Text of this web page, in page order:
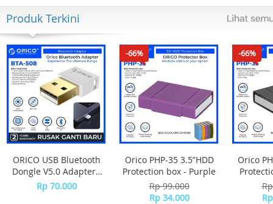
Tipe Layar Monochrome, sunlight-visible, transflective
memory-in-pixel (MIP)
Resolusi
176 x 176 pixels
Kompatibel
iPhone, Android
Konektivitas
Bluetooth, ANT+
Sensor
GPS
GLONASS
Galileo
SatIQ Technology
Garmin Elevate Wrist Heart Rate Monitor
Pulse Ox Blood Oxygen Saturation Monitor
Produk Terkini
ORICO USB Bluetooth
Dongle V5.0 Adapter -
BTA-508 - WHITE
Rp 70.000
-66%
Orico PHP-35 3.5”HDD
Protection box - Purple
Rp 99.000
Rp 34.000
-66%
Orico